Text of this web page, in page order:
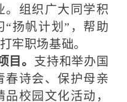
。组织广大同学积
扬帆计划”，帮助
牢职场基础。
。 支持和举办国
春诗会、保护母亲
校园文化活动，